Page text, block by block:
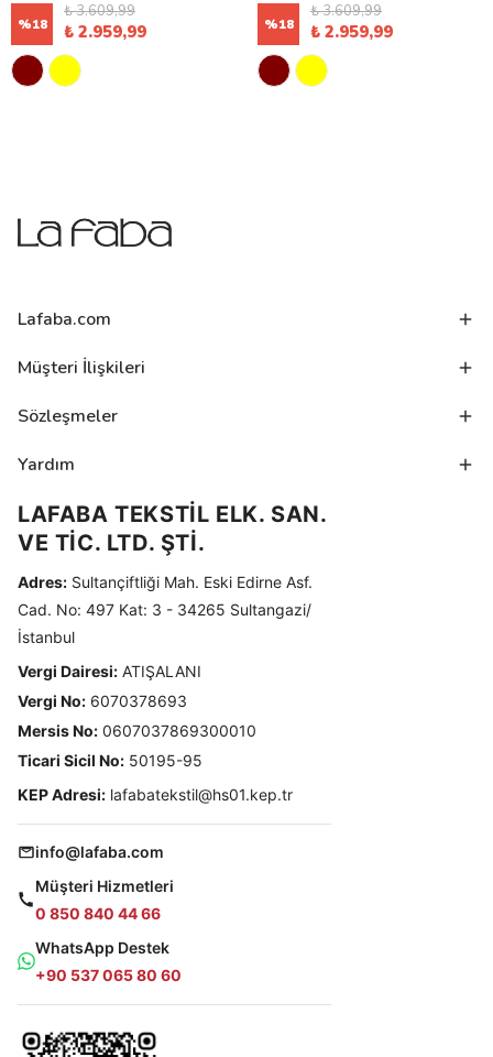
%18
₺ 3.609,99
₺ 2.959,99 %18
₺ 3.609,99
₺ 2.959,99
Lafaba.com
Müşteri İlişkileri
Sözleşmeler
Yardım
LAFABA TEKSTİL ELK. SAN.
VE TİC. LTD. ŞTİ.
Adres: Sultançiftliği Mah. Eski Edirne Asf.
Cad. No: 497 Kat: 3 - 34265 Sultangazi/
İstanbul
Vergi Dairesi: ATIŞALANI
Vergi No: 6070378693
Mersis No: 0607037869300010
Ticari Sicil No: 50195-95
KEP Adresi: lafabatekstil@hs01.kep.tr
info@lafaba.com
Müşteri Hizmetleri
0 850 840 44 66
WhatsApp Destek
+90 537 065 80 60